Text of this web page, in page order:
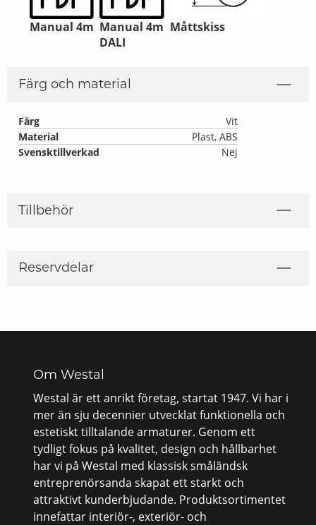
Manual 4m Manual 4m
DALI
Måttskiss
Färg och material
Färg
Vit
Material
Plast, ABS
Svensktillverkad
Nej
Tillbehör
Reservdelar
Om Westal
Westal är ett anrikt företag, startat 1947. Vi har i
mer än sju decennier utvecklat funktionella och
estetiskt tilltalande armaturer. Genom ett
tydligt fokus på kvalitet, design och hållbarhet
har vi på Westal med klassisk småländsk
entreprenörsanda skapat ett starkt och
attraktivt kunderbjudande. Produktsortimentet
innefattar interiör-, exteriör- och